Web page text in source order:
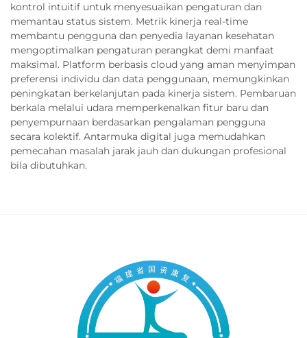
kontrol intuitif untuk menyesuaikan pengaturan dan
memantau status sistem. Metrik kinerja real-time
membantu pengguna dan penyedia layanan kesehatan
mengoptimalkan pengaturan perangkat demi manfaat
maksimal. Platform berbasis cloud yang aman menyimpan
preferensi individu dan data penggunaan, memungkinkan
peningkatan berkelanjutan pada kinerja sistem. Pembaruan
berkala melalui udara memperkenalkan fitur baru dan
penyempurnaan berdasarkan pengalaman pengguna
secara kolektif. Antarmuka digital juga memudahkan
pemecahan masalah jarak jauh dan dukungan profesional
bila dibutuhkan.